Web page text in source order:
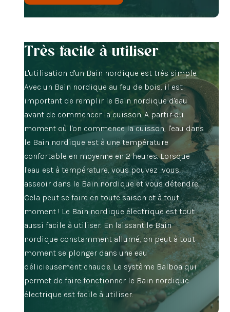
Très facile à utiliser
L'utilisation d'un Bain nordique est très simple.
Avec un Bain nordique au feu de bois, il est
important de remplir le Bain nordique d'eau
avant de commencer la cuisson. A partir du
moment où l'on commence la cuisson, l'eau dans
le Bain nordique est à une température
confortable en moyenne en 2 heures. Lorsque
l'eau est à température, vous pouvez vous
asseoir dans le Bain nordique et vous détendre.
Cela peut se faire en toute saison et à tout
moment ! Le Bain nordique électrique est tout
aussi facile à utiliser. En laissant le Bain
nordique constamment allumé, on peut à tout
moment se plonger dans une eau
délicieusement chaude. Le système Balboa qui
permet de faire fonctionner le Bain nordique
électrique est facile à utiliser.